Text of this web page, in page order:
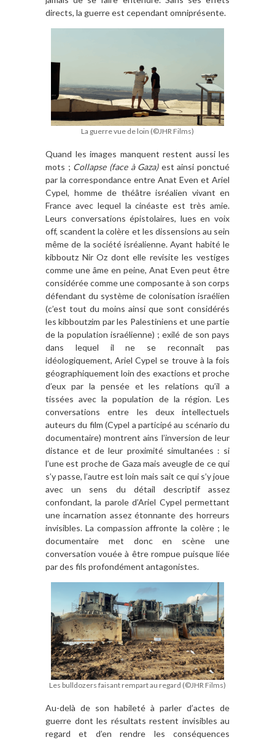
directs, la guerre est cependant omniprésente.
La guerre vue de loin (©JHR Films)
Quand les images manquent restent aussi les
mots ; Collapse (face à Gaza)est ainsi ponctué
par la correspondance entre Anat Even et Ariel
Cypel, homme de théâtre isréalien vivant en
France avec lequel la cinéaste est très amie.
Leurs conversations épistolaires, lues en voix
off, scandent la colère et les dissensions au sein
même de la société isréalienne. Ayant habité le
kibboutz Nir Oz dont elle revisite les vestiges
comme une âme en peine, Anat Even peut être
considérée comme une composante à son corps
défendant du système de colonisation israélien
(c’est tout du moins ainsi que sont considérés
les kibboutzim par les Palestiniens et une partie
de la population israélienne) ; exilé de son pays
dans lequel il ne se reconnaît pas
idéologiquement, Ariel Cypel se trouve à la fois
géographiquement loin des exactions et proche
d’eux par la pensée et les relations qu’il a
tissées avec la population de la région. Les
conversations entre les deux intellectuels
auteurs du film (Cypel a participé au scénario du
documentaire) montrent ains l’inversion de leur
distance et de leur proximité simultanées : si
l’une est proche de Gaza mais aveugle de ce qui
s’y passe, l’autre est loin mais sait ce qui s’y joue
avec un sens du détail descriptif assez
confondant, la parole d’Ariel Cypel permettant
une incarnation assez étonnante des horreurs
invisibles. La compassion affronte la colère ; le
documentaire met donc en scène une
conversation vouée à être rompue puisque liée
par des fils profondément antagonistes.
Les bulldozers faisant rempart au regard (©JHR Films)
Au-delà de son habileté à parler d’actes de
guerre dont les résultats restent invisibles au
regard et d’en rendre les conséquences